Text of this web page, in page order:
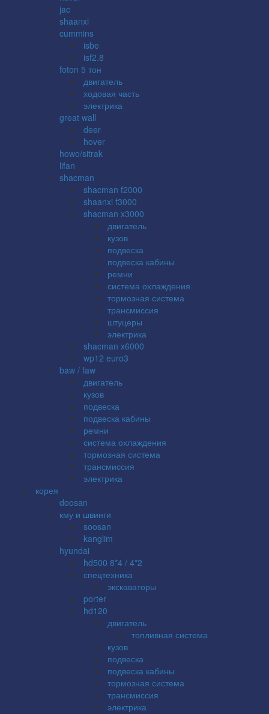
jac
shaanxi
cummins
isbe
isf2.8
foton 5 тон
двигатель
ходовая часть
электрика
great wall
deer
hover
howo/sitrak
lifan
shacman
shacman f2000
shaanxi f3000
shacman x3000
двигатель
кузов
подвеска
подвеска кабины
ремни
система охлаждения
тормозная система
трансмиссия
штуцеры
электрика
shacman x6000
wp12 euro3
baw / faw
двигатель
кузов
подвеска
подвеска кабины
ремни
система охлаждения
тормозная система
трансмиссия
электрика
корея
doosan
кму и швинги
soosan
kanglim
hyundai
hd500 8*4 / 4*2
спецтехника
экскаваторы
porter
hd120
двигатель
топливная система
кузов
подвеска
подвеска кабины
тормозная система
трансмиссия
электрика